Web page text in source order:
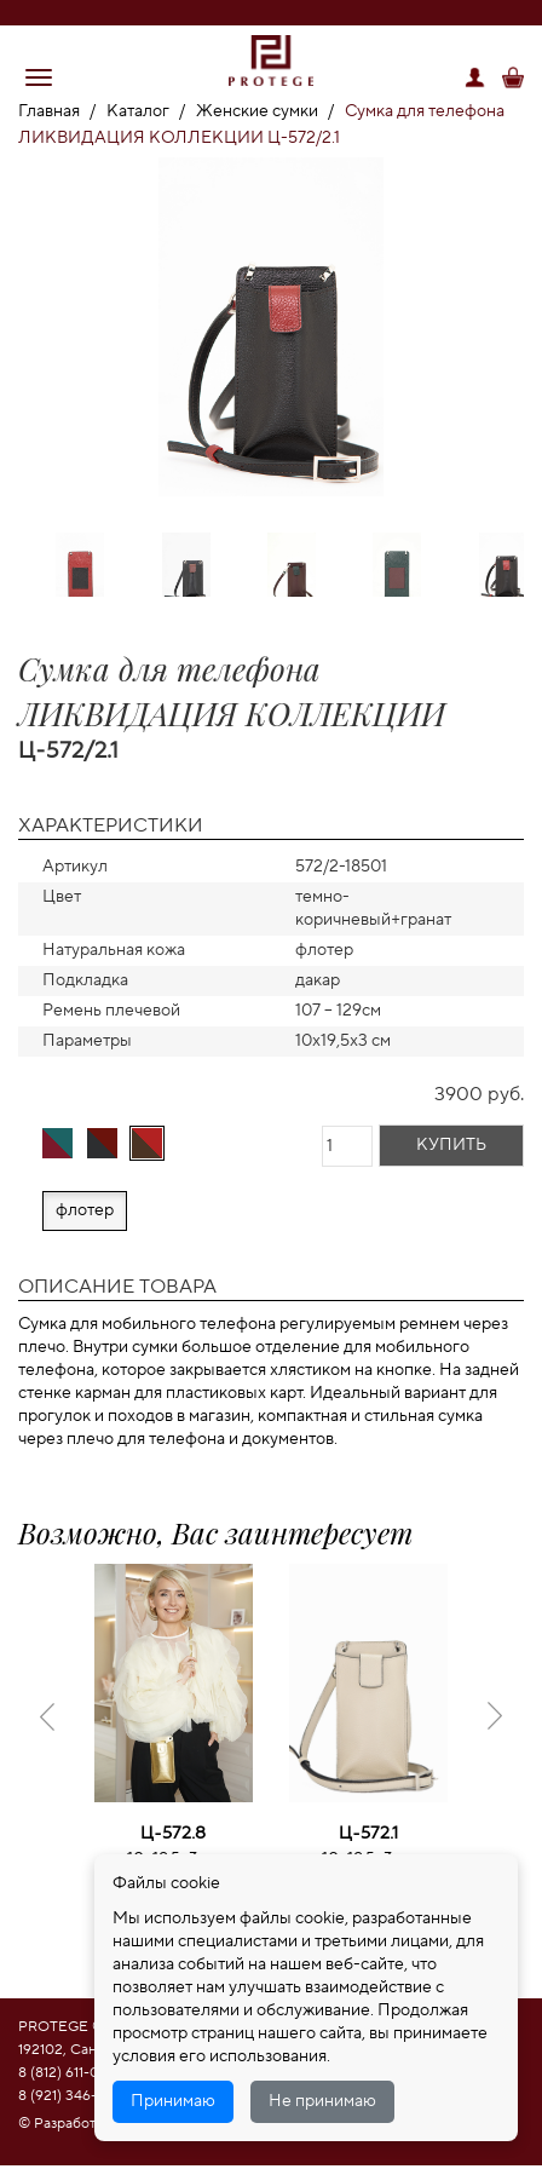
Главная / Каталог / Женские сумки / Cумка для телефона
ЛИКВИДАЦИЯ КОЛЛЕКЦИИ Ц-572/2.1
Cумка для телефона
ЛИКВИДАЦИЯ КОЛЛЕКЦИИ
Ц-572/2.1
ХАРАКТЕРИСТИКИ
Артикул
572/2-18501
Цвет
темно-
коричневый+гранат
Натуральная кожа
флотер
Подкладка
дакар
Ремень плечевой
107 – 129см
Параметры
10х19,5х3 см
3900 руб.
КУПИТЬ
флотер
ОПИСАНИЕ ТОВАРА
Сумка для мобильного телефона регулируемым ремнем через
плечо. Внутри сумки большое отделение для мобильного
телефона, которое закрывается хлястиком на кнопке. На задней
стенке карман для пластиковых карт. Идеальный вариант для
прогулок и походов в магазин, компактная и стильная сумка
через плечо для телефона и документов.
Возможно, Вас заинтересует
Ц-572.8
10х19,5х3 см
3250 руб.
Ц-572.1
10х19,5х3 см
PROTEGE ®
192102, Санкт-Петербург, ул. Самойловой 5, ПСК "Нобелевская дорога"
8 (812) 611-08-81
8 (921) 346-85-39
© Разработка сайта НАМ ИНТЕРЕСНО
Файлы cookie
Мы используем файлы cookie, разработанные
нашими специалистами и третьими лицами, для
анализа событий на нашем веб-сайте, что
позволяет нам улучшать взаимодействие с
пользователями и обслуживание. Продолжая
просмотр страниц нашего сайта, вы принимаете
условия его использования.
Принимаю Не принимаю